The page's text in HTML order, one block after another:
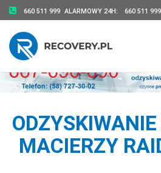
660 511 999 ALARMOWY 24H: 660 511 999
MACIERZY